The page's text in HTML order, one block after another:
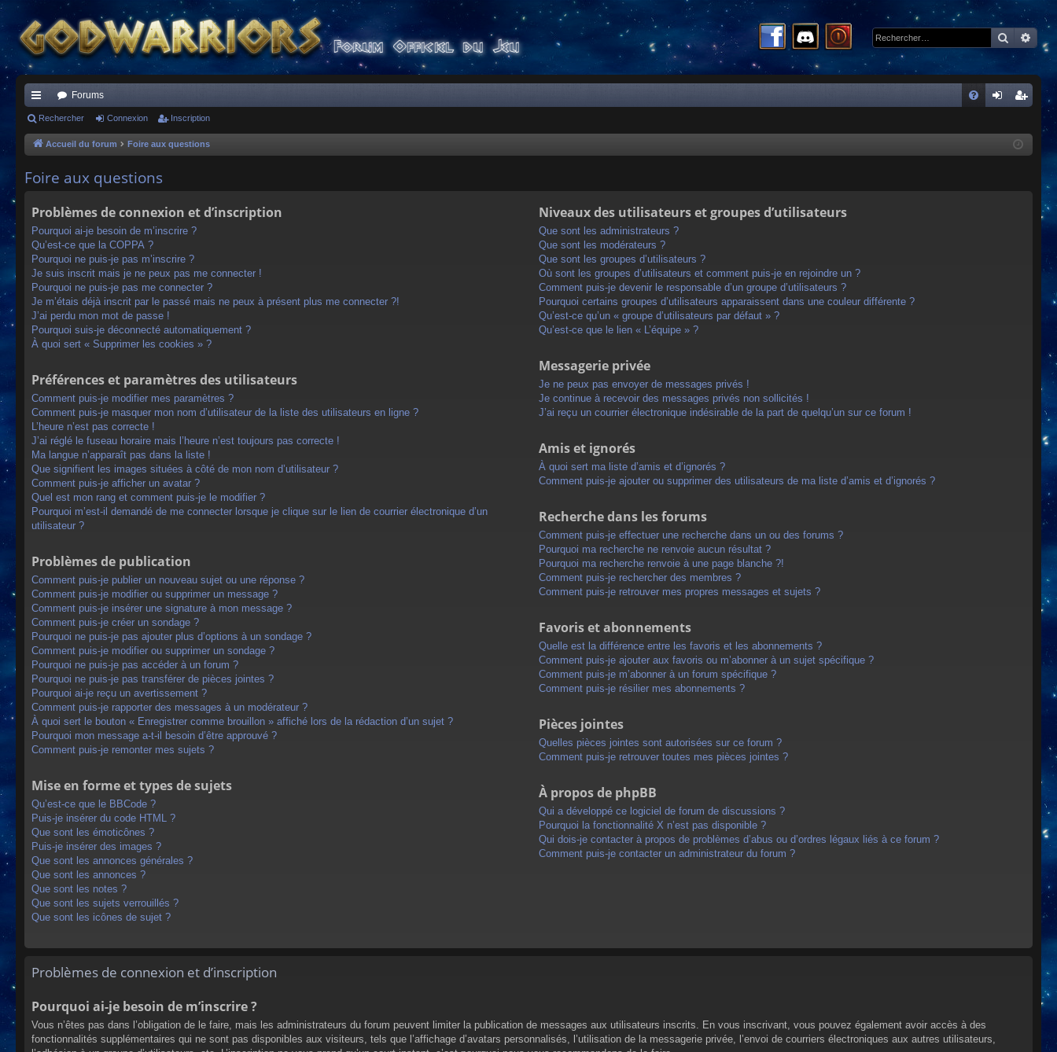
ac
co
s
Forums
cri
Rechercher Connexion Inscription
Accueil du forum Foire aux questions
Foire aux questions
Problèmes de connexion et d’inscription
Pourquoi ai-je besoin de m’inscrire ?
Qu’est-ce que la COPPA ?
Pourquoi ne puis-je pas m’inscrire ?
Je suis inscrit mais je ne peux pas me connecter !
Pourquoi ne puis-je pas me connecter ?
Je m’étais déjà inscrit par le passé mais ne peux à présent plus me connecter ?!
J’ai perdu mon mot de passe !
Pourquoi suis-je déconnecté automatiquement ?
À quoi sert « Supprimer les cookies » ?
Préférences et paramètres des utilisateurs
Comment puis-je modifier mes paramètres ?
Comment puis-je masquer mon nom d’utilisateur de la liste des utilisateurs en ligne ?
L’heure n’est pas correcte !
J’ai réglé le fuseau horaire mais l’heure n’est toujours pas correcte !
Ma langue n’apparaît pas dans la liste !
Que signifient les images situées à côté de mon nom d’utilisateur ?
Comment puis-je afficher un avatar ?
Quel est mon rang et comment puis-je le modifier ?
Pourquoi m’est-il demandé de me connecter lorsque je clique sur le lien de courrier électronique d’un
utilisateur ?
Problèmes de publication
Comment puis-je publier un nouveau sujet ou une réponse ?
Comment puis-je modifier ou supprimer un message ?
Comment puis-je insérer une signature à mon message ?
Comment puis-je créer un sondage ?
Pourquoi ne puis-je pas ajouter plus d’options à un sondage ?
Comment puis-je modifier ou supprimer un sondage ?
Pourquoi ne puis-je pas accéder à un forum ?
Pourquoi ne puis-je pas transférer de pièces jointes ?
Pourquoi ai-je reçu un avertissement ?
Comment puis-je rapporter des messages à un modérateur ?
À quoi sert le bouton « Enregistrer comme brouillon » affiché lors de la rédaction d’un sujet ?
Pourquoi mon message a-t-il besoin d’être approuvé ?
Comment puis-je remonter mes sujets ?
Mise en forme et types de sujets
Qu’est-ce que le BBCode ?
Puis-je insérer du code HTML ?
Que sont les émoticônes ?
Puis-je insérer des images ?
Que sont les annonces générales ?
Que sont les annonces ?
Que sont les notes ?
Que sont les sujets verrouillés ?
Que sont les icônes de sujet ?
Niveaux des utilisateurs et groupes d’utilisateurs
Que sont les administrateurs ?
Que sont les modérateurs ?
Que sont les groupes d’utilisateurs ?
Où sont les groupes d’utilisateurs et comment puis-je en rejoindre un ?
Comment puis-je devenir le responsable d’un groupe d’utilisateurs ?
Pourquoi certains groupes d’utilisateurs apparaissent dans une couleur différente ?
Qu’est-ce qu’un « groupe d’utilisateurs par défaut » ?
Qu’est-ce que le lien « L’équipe » ?
Messagerie privée
Je ne peux pas envoyer de messages privés !
Je continue à recevoir des messages privés non sollicités !
J’ai reçu un courrier électronique indésirable de la part de quelqu’un sur ce forum !
Amis et ignorés
À quoi sert ma liste d’amis et d’ignorés ?
Comment puis-je ajouter ou supprimer des utilisateurs de ma liste d’amis et d’ignorés ?
Recherche dans les forums
Comment puis-je effectuer une recherche dans un ou des forums ?
Pourquoi ma recherche ne renvoie aucun résultat ?
Pourquoi ma recherche renvoie à une page blanche ?!
Comment puis-je rechercher des membres ?
Comment puis-je retrouver mes propres messages et sujets ?
Favoris et abonnements
Quelle est la différence entre les favoris et les abonnements ?
Comment puis-je ajouter aux favoris ou m’abonner à un sujet spécifique ?
Comment puis-je m’abonner à un forum spécifique ?
Comment puis-je résilier mes abonnements ?
Pièces jointes
Quelles pièces jointes sont autorisées sur ce forum ?
Comment puis-je retrouver toutes mes pièces jointes ?
À propos de phpBB
Qui a développé ce logiciel de forum de discussions ?
Pourquoi la fonctionnalité X n’est pas disponible ?
Qui dois-je contacter à propos de problèmes d’abus ou d’ordres légaux liés à ce forum ?
Comment puis-je contacter un administrateur du forum ?
Problèmes de connexion et d’inscription
Pourquoi ai-je besoin de m’inscrire ?
Vous n’êtes pas dans l’obligation de le faire, mais les administrateurs du forum peuvent limiter la publication de messages aux utilisateurs inscrits. En vous inscrivant, vous pouvez également avoir accès à des
fonctionnalités supplémentaires qui ne sont pas disponibles aux visiteurs, tels que l’affichage d’avatars personnalisés, l’utilisation de la messagerie privée, l’envoi de courriers électroniques aux autres utilisateurs,